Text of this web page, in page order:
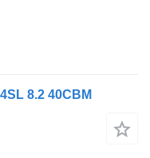
8.2 40CBM